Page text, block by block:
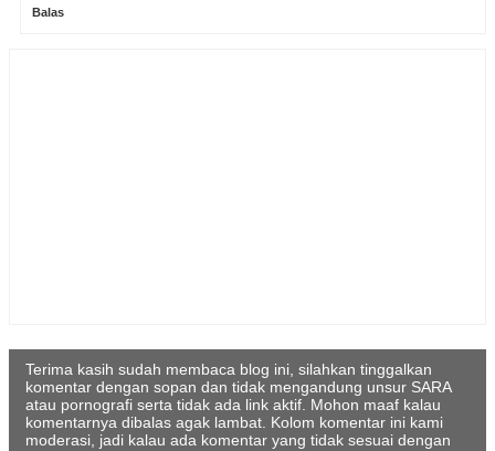
Balas
Terima kasih sudah membaca blog ini, silahkan tinggalkan
komentar dengan sopan dan tidak mengandung unsur SARA
atau pornografi serta tidak ada link aktif. Mohon maaf kalau
komentarnya dibalas agak lambat. Kolom komentar ini kami
moderasi, jadi kalau ada komentar yang tidak sesuai dengan